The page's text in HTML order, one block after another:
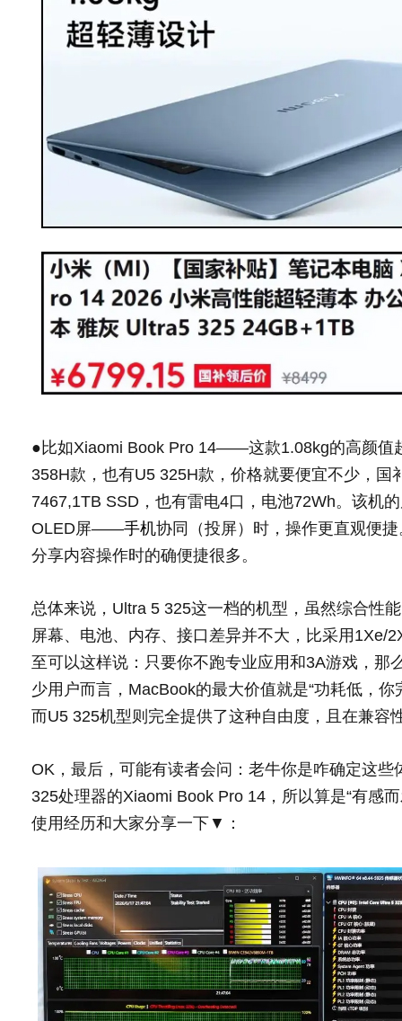
●比如Xiaomi Book Pro 14——这款1.08kg的高颜值
358H款，也有U5 325H款，价格就要便宜不少，
7467,1TB SSD，也有雷电4口，电池72Wh。该机
OLED屏——手机协同（投屏）时，操作更直观便
分享内容操作时的确便捷很多。
总体来说，Ultra 5 325这一档的机型，虽然综合性
屏幕、电池、内存、接口差异并不大，比采用1Xe/
至可以这样说：只要你不跑专业应用和3A游戏，
少用户而言，MacBook的最大价值就是“功耗低，
而U5 325机型则完全提供了这种自由度，且在兼容
OK，最后，可能有读者会问：老牛你是咋确定这
325处理器的Xiaomi Book Pro 14，所以算是“有感
使用经历和大家分享一下▼：